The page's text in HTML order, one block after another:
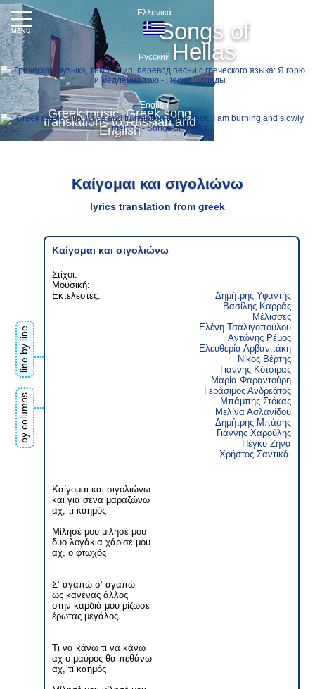
Songs of
Hellas
Greek music, Greek song
translations to Russian and
English
Ελληνικά
Русский
English
MENU
Καίγομαι και σιγολιώνω
lyrics translation from greek
line by line
by columns
Καίγομαι και σιγολιώνω
Στίχοι:
Μουσική:
Εκτελεστές:
Δημήτρης Υφαντής
Βασίλης Καρράς
Μέλισσες
Ελένη Τσαλιγοπούλου
Αντώνης Ρέμος
Ελευθερία Αρβανιτάκη
Νίκος Βέρτης
Γιάννης Κότσιρας
Μαρία Φαραντούρη
Γεράσιμος Ανδρεάτος
Μπάμπης Στόκας
Μελίνα Ασλανίδου
Δημήτρης Μπάσης
Γιάννης Χαρούλης
Πέγκυ Ζήνα
Χρήστος Σαντικάι
Καίγομαι και σιγολιώνω
και για σένα μαραζώνω
αχ, τι καημός
Μίλησέ μου μίλησέ μου
δυο λογάκια χάρισέ μου
αχ, ο φτωχός
Σ’ αγαπώ σ’ αγαπώ
ως κανένας άλλος
στην καρδιά μου ρίζωσε
έρωτας μεγάλος
Τι να κάνω τι να κάνω
αχ ο μαύρος θα πεθάνω
αχ, τι καημός